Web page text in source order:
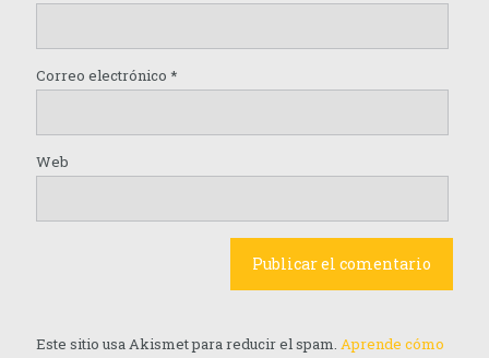
Correo electrónico *
Web
Este sitio usa Akismet para reducir el spam. Aprende cómo